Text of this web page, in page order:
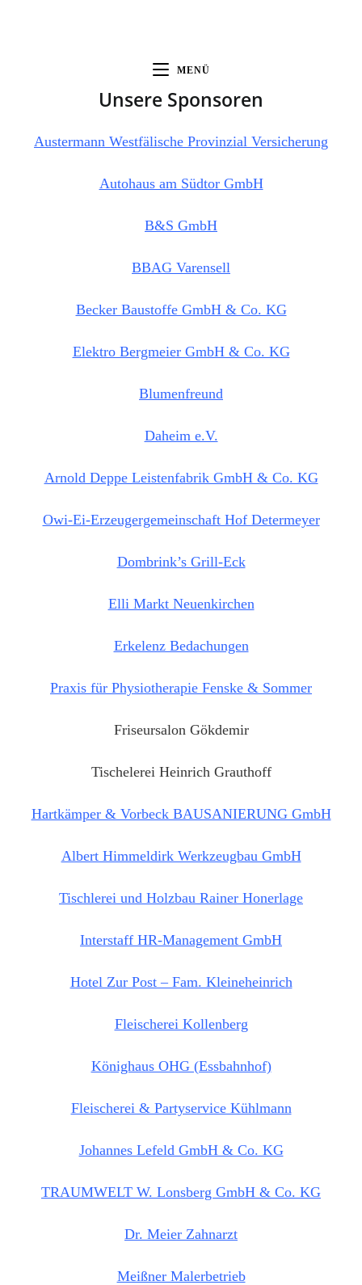
MENÜ
Unsere Sponsoren
Austermann Westfälische Provinzial Versicherung
Autohaus am Südtor GmbH
B&S GmbH
BBAG Varensell
Becker Baustoffe GmbH & Co. KG
Elektro Bergmeier GmbH & Co. KG
Blumenfreund
Daheim e.V.
Arnold Deppe Leistenfabrik GmbH & Co. KG
Owi-Ei-Erzeugergemeinschaft Hof Determeyer
Dombrink’s Grill-Eck
Elli Markt Neuenkirchen
Erkelenz Bedachungen
Praxis für Physiotherapie Fenske & Sommer
Friseursalon Gökdemir
Tischelerei Heinrich Grauthoff
Hartkämper & Vorbeck BAUSANIERUNG GmbH
Albert Himmeldirk Werkzeugbau GmbH
Tischlerei und Holzbau Rainer Honerlage
Interstaff HR-Management GmbH
Hotel Zur Post – Fam. Kleineheinrich
Fleischerei Kollenberg
Könighaus OHG (Essbahnhof)
Fleischerei & Partyservice Kühlmann
Johannes Lefeld GmbH & Co. KG
TRAUMWELT W. Lonsberg GmbH & Co. KG
Dr. Meier Zahnarzt
Meißner Malerbetrieb